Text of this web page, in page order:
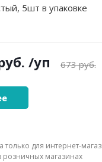
5шт в упаковке
/уп 673 руб.
только для интернет-
розничных магазинах